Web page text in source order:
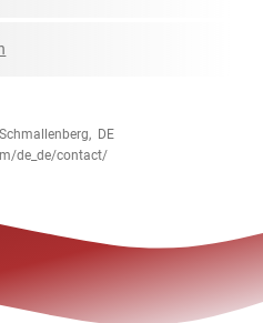
DE
de_de/contact/